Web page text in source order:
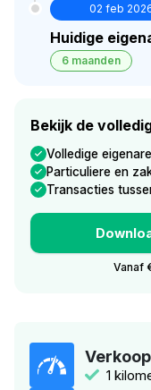
02 feb
Huidige
6 maanden
Bekijk de
Volledige
Particuliere en
Transacties
Vanaf
1